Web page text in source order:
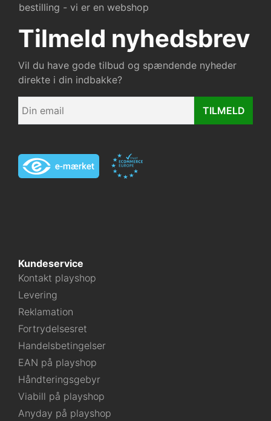
bestilling - vi er en webshop
Tilmeld nyhedsbrev
Vil du have gode tilbud og spændende nyheder
direkte i din indbakke?
TILMELD
Kundeservice
Kontakt playshop
Levering
Reklamation
Fortrydelsesret
Handelsbetingelser
EAN på playshop
Håndteringsgebyr
Viabill på playshop
Anyday på playshop